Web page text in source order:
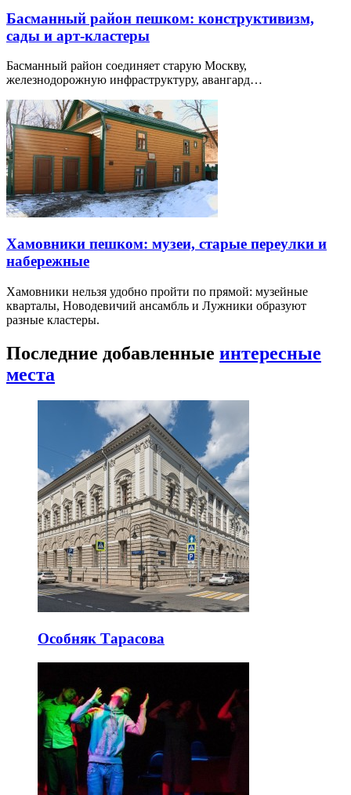
Басманный район пешком: конструктивизм,
сады и арт-кластеры
Басманный район соединяет старую Москву,
железнодорожную инфраструктуру, авангард…
Хамовники пешком: музеи, старые переулки и
набережные
Хамовники нельзя удобно пройти по прямой: музейные
кварталы, Новодевичий ансамбль и Лужники образуют
разные кластеры.
Последние добавленные интересные
места
Особняк Тарасова